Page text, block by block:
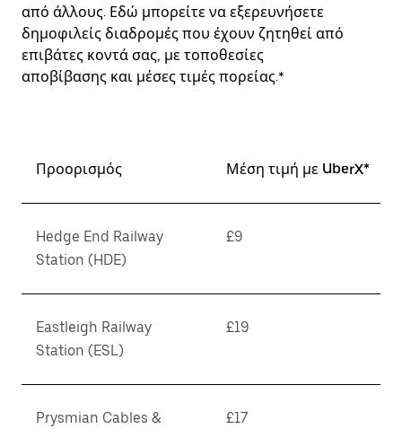
από άλλους. Εδώ μπορείτε να εξερευνήσετε
δημοφιλείς διαδρομές που έχουν ζητηθεί από
επιβάτες κοντά σας, με τοποθεσίες
αποβίβασης και μέσες τιμές πορείας.*
Προορισμός Μέση τιμή με UberX*
Hedge End Railway
Station (HDE)
£9
Eastleigh Railway
Station (ESL)
£19
Prysmian Cables & £17